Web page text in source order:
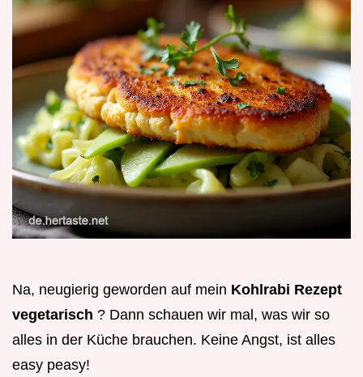
Na, neugierig geworden auf mein Kohlrabi Rezept
vegetarisch ? Dann schauen wir mal, was wir so
alles in der Küche brauchen. Keine Angst, ist alles
easy peasy!